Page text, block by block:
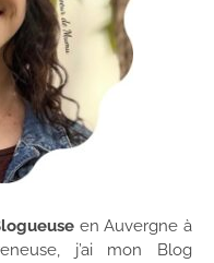
en Auvergne à
j’ai mon Blog